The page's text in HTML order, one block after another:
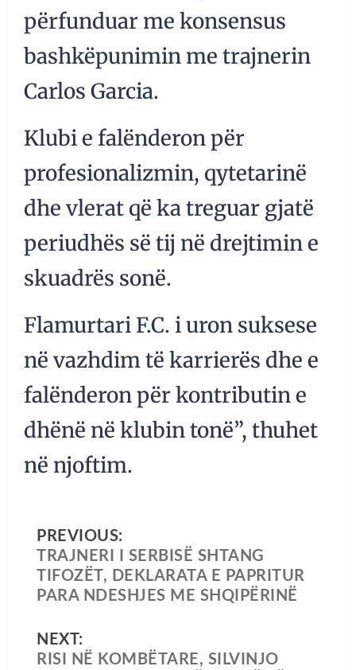
përfunduar me konsensus
bashkëpunimin me trajnerin
Carlos Garcia.
Klubi e falënderon për
profesionalizmin, qytetarinë
dhe vlerat që ka treguar gjatë
periudhës së tij në drejtimin e
skuadrës sonë.
Flamurtari F.C. i uron suksese
në vazhdim të karrierës dhe e
falënderon për kontributin e
dhënë në klubin tonë”, thuhet
në njoftim.
PREVIOUS:
TRAJNERI I SERBISË SHTANG
TIFOZËT, DEKLARATA E PAPRITUR
PARA NDESHJES ME SHQIPËRINË
NEXT:
RISI NË KOMBËTARE, SILVINJO